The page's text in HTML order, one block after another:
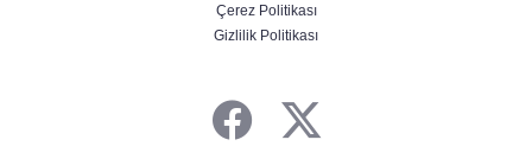
Çerez Politikası
Gizlilik Politikası